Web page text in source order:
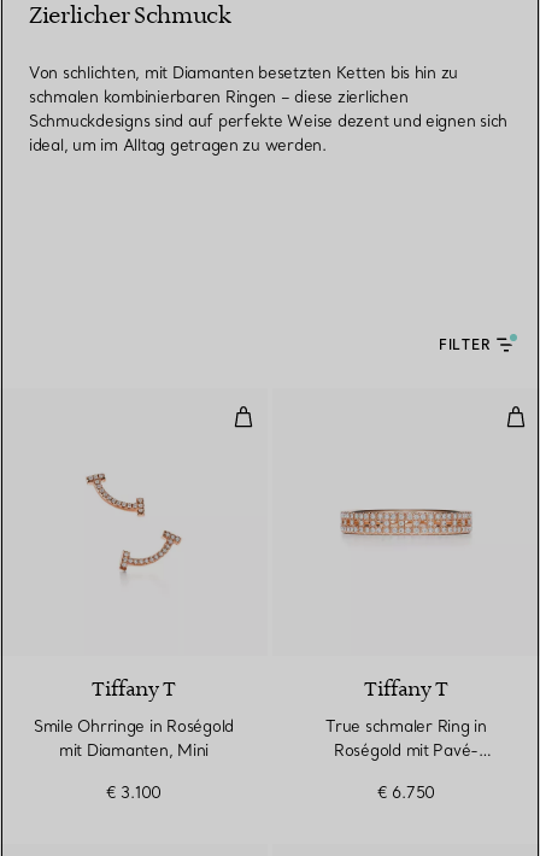
Zierlicher Schmuck
Von schlichten, mit Diamanten besetzten Ketten bis hin zu
schmalen kombinierbaren Ringen – diese zierlichen
Schmuckdesigns sind auf perfekte Weise dezent und eignen sich
ideal, um im Alltag getragen zu werden.
FILTER
Smile Ohrringe in Roségold mit
Tiffany T
Smile Ohrringe in Roségold
mit Diamanten, Mini
€ 3.100
Tiffany T
True schmaler Ring in
Roségold mit Pavé-
€ 6.750